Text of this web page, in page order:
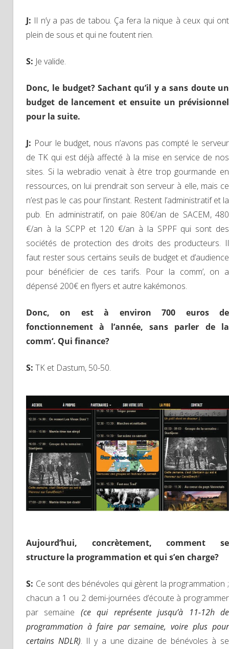
J: Il n’y a pas de tabou. Ça fera la nique à ceux qui ont
plein de sous et qui ne foutent rien.
S: Je valide.
Donc, le budget? Sachant qu’il y a sans doute un
budget de lancement et ensuite un prévisionnel
pour la suite.
J: Pour le budget, nous n’avons pas compté le serveur
de TK qui est déjà affecté à la mise en service de nos
sites. Si la webradio venait à être trop gourmande en
ressources, on lui prendrait son serveur à elle, mais ce
n’est pas le cas pour l’instant. Restent l’administratif et la
pub. En administratif, on paie 80€/an de SACEM, 480
€/an à la SCPP et 120 €/an à la SPPF qui sont des
sociétés de protection des droits des producteurs. Il
faut rester sous certains seuils de budget et d’audience
pour bénéficier de ces tarifs. Pour la comm’, on a
dépensé 200€ en flyers et autre kakémonos.
Donc, on est à environ 700 euros de
fonctionnement à l’année, sans parler de la
comm‘. Qui finance?
S: TK et Dastum, 50-50.
Aujourd’hui, concrètement, comment se
structure la programmation et qui s’en charge?
S: Ce sont des bénévoles qui gèrent la programmation ;
chacun a 1 ou 2 demi-journées d’écoute à programmer
par semaine (ce qui représente jusqu’à 11-12h de
programmation à faire par semaine, voire plus pour
certains NDLR). Il y a une dizaine de bénévoles à se